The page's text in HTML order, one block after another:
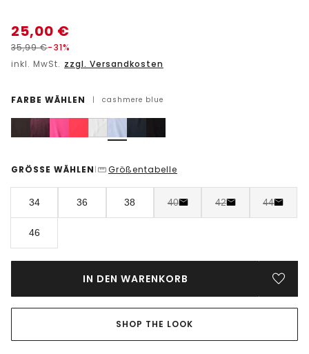
25,00 €
35,99€-31%
inkl. MwSt. zzgl. Versandkosten
FARBE WÄHLEN | cashmere blue
GRÖSSE WÄHLEN | Größentabelle
34 36 38 40 42 44
46
IN DEN WARENKORB
SHOP THE LOOK